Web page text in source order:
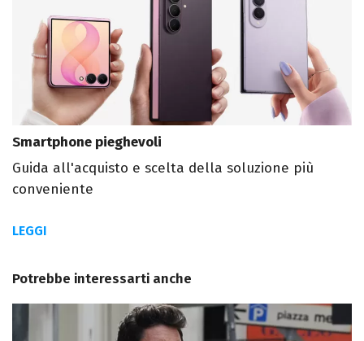
Smartphone pieghevoli
Guida all'acquisto e scelta della soluzione più
conveniente
LEGGI
Potrebbe interessarti anche